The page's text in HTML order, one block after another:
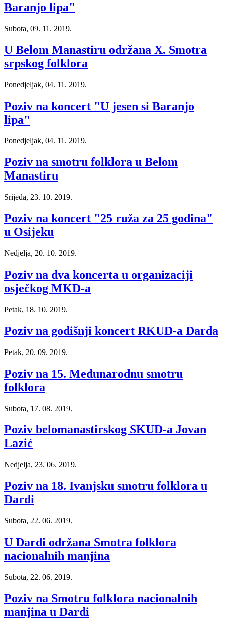
Baranjo lipa"
Subota, 09. 11. 2019.
U Belom Manastiru održana X. Smotra
srpskog folklora
Ponedjeljak, 04. 11. 2019.
Poziv na koncert "U jesen si Baranjo
lipa"
Ponedjeljak, 04. 11. 2019.
Poziv na smotru folklora u Belom
Manastiru
Srijeda, 23. 10. 2019.
Poziv na koncert "25 ruža za 25 godina"
u Osijeku
Nedjelja, 20. 10. 2019.
Poziv na dva koncerta u organizaciji
osječkog MKD-a
Petak, 18. 10. 2019.
Poziv na godišnji koncert RKUD-a Darda
Petak, 20. 09. 2019.
Poziv na 15. Međunarodnu smotru
folklora
Subota, 17. 08. 2019.
Poziv belomanastirskog SKUD-a Jovan
Lazić
Nedjelja, 23. 06. 2019.
Poziv na 18. Ivanjsku smotru folklora u
Dardi
Subota, 22. 06. 2019.
U Dardi održana Smotra folklora
nacionalnih manjina
Subota, 22. 06. 2019.
Poziv na Smotru folklora nacionalnih
manjina u Dardi